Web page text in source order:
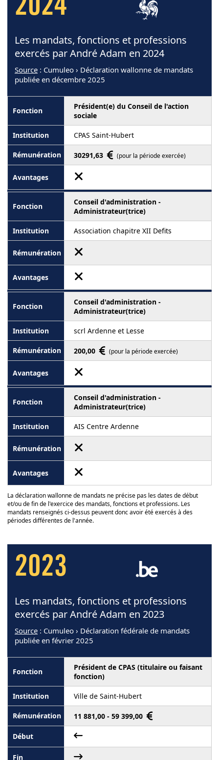
2024
Les mandats, fonctions et professions
exercés par André Adam en 2024
Source : Cumuleo › Déclaration wallonne de mandats
publiée en décembre 2025
Président(e) du Conseil de l'action
sociale
CPAS Saint-Hubert
30291,63 (pour la période exercée)
Conseil d'administration -
Administrateur(trice)
Association chapitre XII Defits
Conseil d'administration -
Administrateur(trice)
scrl Ardenne et Lesse
200,00 (pour la période exercée)
Conseil d'administration -
Administrateur(trice)
AIS Centre Ardenne
La déclaration wallonne de mandats ne précise pas les dates de début
et/ou de fin de l'exercice des mandats, fonctions et professions. Les
mandats renseignés ci-dessus peuvent donc avoir été exercés à des
périodes différentes de l'année.
2023
Les mandats, fonctions et professions
exercés par André Adam en 2023
Source : Cumuleo › Déclaration fédérale de mandats
publiée en février 2025
Président de CPAS (titulaire ou faisant
fonction)
Ville de Saint-Hubert
11 881,00 - 59 399,00